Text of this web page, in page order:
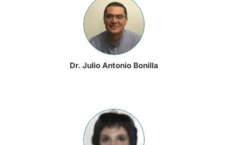
Dr. Julio Antonio Bonilla